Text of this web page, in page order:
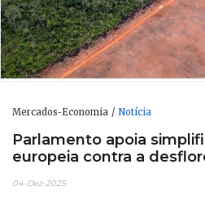
Mercados-Economia Notícia
Parlamento apoia
europeia contra a
04-Dez-2025